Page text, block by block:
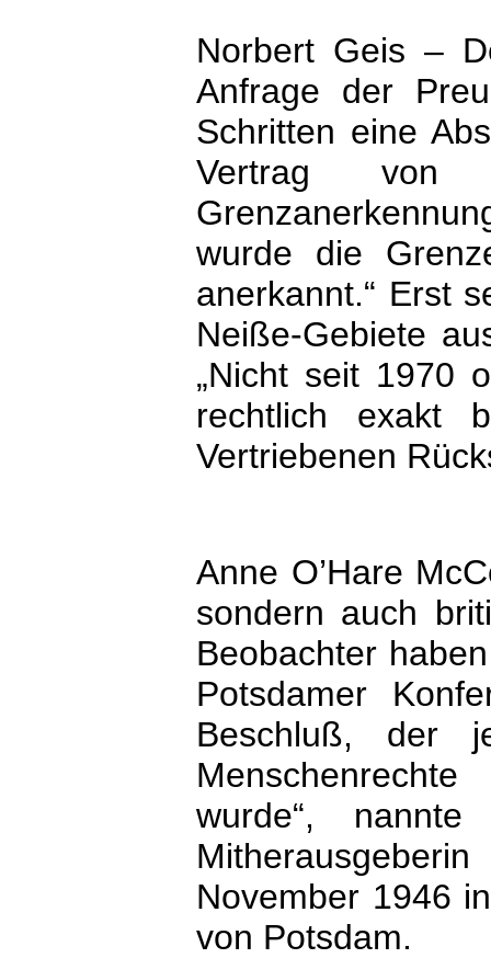
Norbert Geis –
Anfrage der
Schritten eine
Vertrag
wurde die
anerkannt.“ Erst
Neiße-Gebiete
„Nicht seit 1970
rechtlich exakt
Vertriebenen
Anne O’Hare
sondern auch
Beobachter
Potsdamer
Beschluß, der
wurde“,
November 1946
von Potsdam.